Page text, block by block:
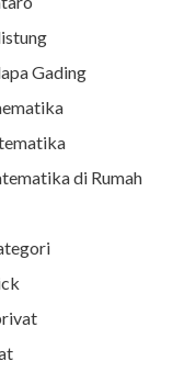
Gading
di Rumah